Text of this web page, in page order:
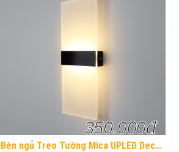
Đèn ngủ Treo Tường Mica UPLED Decor
350.000đ